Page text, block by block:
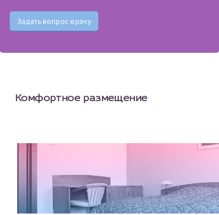
Задать вопрос врачу
Комфортное размещение